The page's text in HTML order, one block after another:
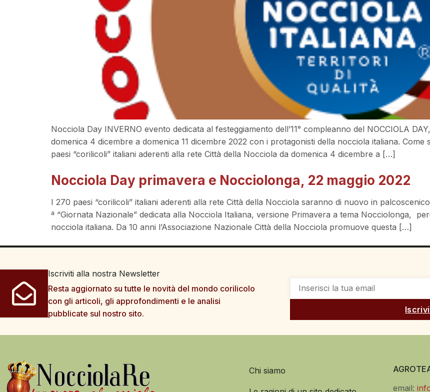
Nocciola Day INVERNO evento dedicata al festeggiamento dell’11° compleanno del NOCCIOLA
domenica 4 dicembre a domenica 11 dicembre 2022 con i protagonisti della nocciola italiana.
paesi “corilicoli” italiani aderenti alla rete Città della Nocciola da domenica 4 dicembre a […]
Nocciola Day primavera e Nocciolonga, 22 maggio 2022
I 270 paesi “corilicoli” italiani aderenti alla rete Città della Nocciola saranno di nuovo in
ª “Giornata Nazionale” dedicata alla Nocciola Italiana, versione Primavera a tema Nocciolonga,
nocciola italiana. Da 10 anni l’Associazione Nazionale Città della Nocciola promuove questa […]
Iscriviti alla nostra Newsletter
Resta aggiornato su tutte le novità del mondo corilicolo
con gli articoli, gli approfondimenti e le analisi
pubblicate sul nostro sito.
Chi siamo
email: